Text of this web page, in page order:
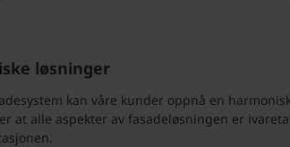
løsninger
kan våre kunder oppnå en
at alle aspekter av fasadeløsningen er